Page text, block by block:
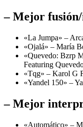
– Mejor
«La Jumpa» –
«Ojalá» – María
«Quevedo: Bzrp
Featuring
«Tqg» – Karol G
«Yandel 150» –
– Mejor
«Automático» –